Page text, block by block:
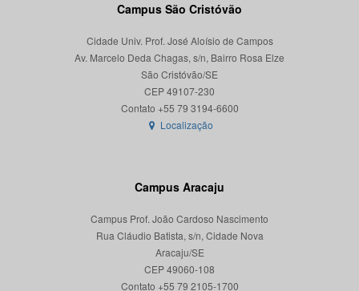
Campus São Cristóvão
Cidade Univ. Prof. José Aloísio de Campos
Av. Marcelo Deda Chagas, s/n, Bairro Rosa Elze
São Cristóvão/SE
CEP 49107-230
Localização
Campus Aracaju
Campus Prof. João Cardoso Nascimento
Rua Cláudio Batista, s/n, Cidade Nova
Aracaju/SE
CEP 49060-108